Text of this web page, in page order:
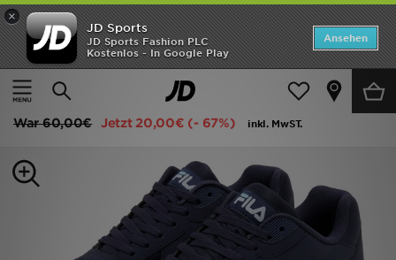
×
JD Sports
JD Sports Fashion PLC
Kostenlos - In Google Play
Ansehen
Startseite
Herren Herrenschuhe Sneakers
Fila Cress
War60,00€ Jetzt 20,00€ (- 67%) inkl. MwST.
Startseite
ANGEBOTE
Herren